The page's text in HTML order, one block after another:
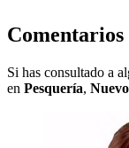
Comentarios
Si has consultado a
en Pesquería,